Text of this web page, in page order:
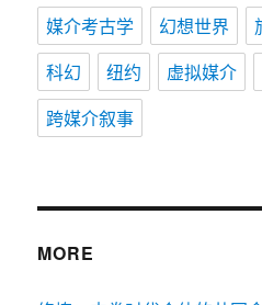
媒介考古学
幻想世界
科幻
纽约 虚拟媒介
跨媒介叙事
MORE